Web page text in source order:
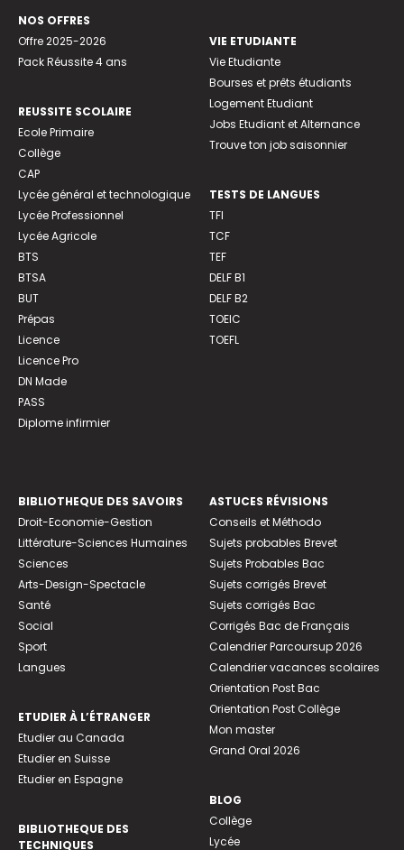
NOS OFFRES
Offre 2025-2026
Pack Réussite 4 ans
REUSSITE SCOLAIRE
Ecole Primaire
Collège
CAP
Lycée général et technologique
Lycée Professionnel
Lycée Agricole
BTS
BTSA
BUT
Prépas
Licence
Licence Pro
DN Made
PASS
Diplome infirmier
VIE ETUDIANTE
Vie Etudiante
Bourses et prêts étudiants
Logement Etudiant
Jobs Etudiant et Alternance
Trouve ton job saisonnier
TESTS DE LANGUES
TFI
TCF
TEF
DELF B1
DELF B2
TOEIC
TOEFL
BIBLIOTHEQUE DES SAVOIRS
Droit-Economie-Gestion
Littérature-Sciences Humaines
Sciences
Arts-Design-Spectacle
Santé
Social
Sport
Langues
ETUDIER À L’ÉTRANGER
Etudier au Canada
Etudier en Suisse
Etudier en Espagne
BIBLIOTHEQUE DES
TECHNIQUES
ASTUCES RÉVISIONS
Conseils et Méthodo
Sujets probables Brevet
Sujets Probables Bac
Sujets corrigés Brevet
Sujets corrigés Bac
Corrigés Bac de Français
Calendrier Parcoursup 2026
Calendrier vacances scolaires
Orientation Post Bac
Orientation Post Collège
Mon master
Grand Oral 2026
BLOG
Collège
Lycée